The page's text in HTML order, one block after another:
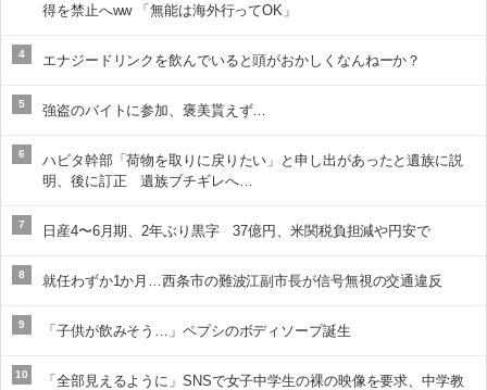
得を禁止へww 「無能は海外行ってOK」
4 エナジードリンクを飲んでいると頭がおかしくなんねーか？
5 強盗のバイトに参加、褒美貰えず…
6
ハビタ幹部「荷物を取りに戻りたい」と申し出があったと遺族に説
明、後に訂正 遺族ブチギレへ…
7 日産4〜6月期、2年ぶり黒字 37億円、米関税負担減や円安で
8 就任わずか1か月…西条市の難波江副市長が信号無視の交通違反
9 「子供が飲みそう…」ペプシのボディソープ誕生
10 「全部見えるように」SNSで女子中学生の裸の映像を要求、中学教